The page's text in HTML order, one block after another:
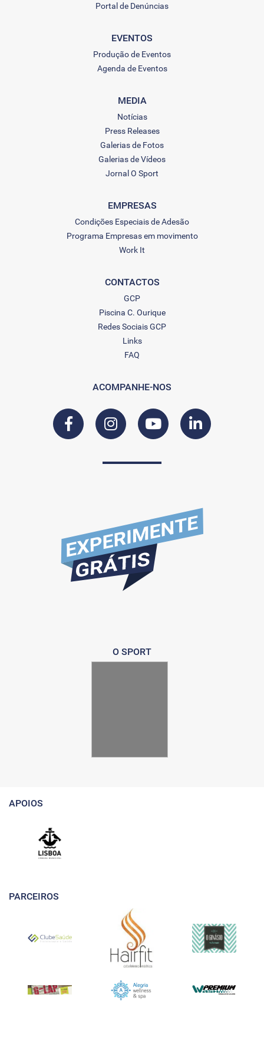
Portal de Denúncias
EVENTOS
Produção de Eventos
Agenda de Eventos
MEDIA
Notícias
Press Releases
Galerias de Fotos
Galerias de Vídeos
Jornal O Sport
EMPRESAS
Condições Especiais de Adesão
Programa Empresas em movimento
Work It
CONTACTOS
GCP
Piscina C. Ourique
Redes Sociais GCP
Links
FAQ
ACOMPANHE-NOS
O SPORT
APOIOS
PARCEIROS